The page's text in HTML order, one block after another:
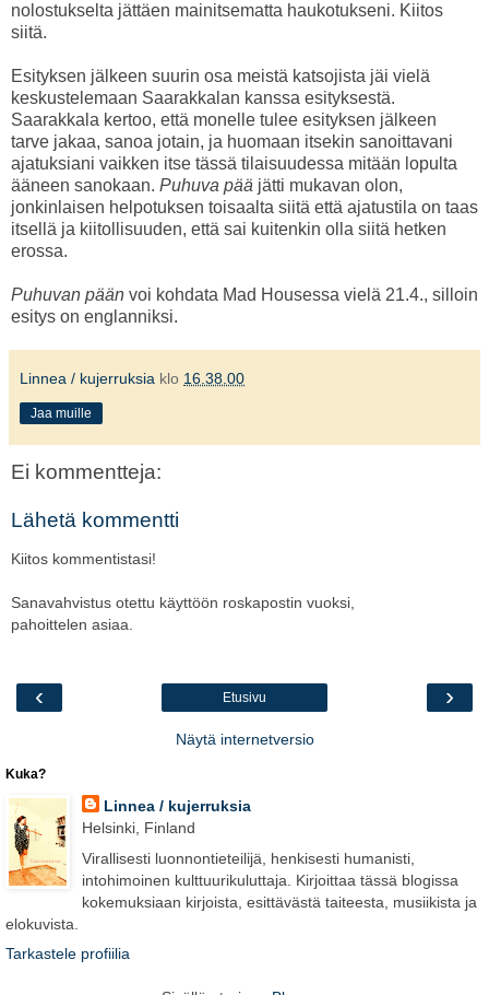
nolostukselta jättäen mainitsematta haukotukseni. Kiitos
siitä.
Esityksen jälkeen suurin osa meistä katsojista jäi vielä
keskustelemaan Saarakkalan kanssa esityksestä.
Saarakkala kertoo, että monelle tulee esityksen jälkeen
tarve jakaa, sanoa jotain, ja huomaan itsekin sanoittavani
ajatuksiani vaikken itse tässä tilaisuudessa mitään lopulta
ääneen sanokaan. Puhuva pää jätti mukavan olon,
jonkinlaisen helpotuksen toisaalta siitä että ajatustila on taas
itsellä ja kiitollisuuden, että sai kuitenkin olla siitä hetken
erossa.
Puhuvan pään voi kohdata Mad Housessa vielä 21.4., silloin
esitys on englanniksi.
Linnea / kujerruksia klo 16.38.00
Jaa muille
Ei kommentteja:
Lähetä kommentti
Kiitos kommentistasi!
Sanavahvistus otettu käyttöön roskapostin vuoksi,
pahoittelen asiaa.
‹ ›
Etusivu
Näytä internetversio
Kuka?
Linnea / kujerruksia
Helsinki, Finland
Virallisesti luonnontieteilijä, henkisesti humanisti,
intohimoinen kulttuurikuluttaja. Kirjoittaa tässä blogissa
kokemuksiaan kirjoista, esittävästä taiteesta, musiikista ja
elokuvista.
Tarkastele profiilia